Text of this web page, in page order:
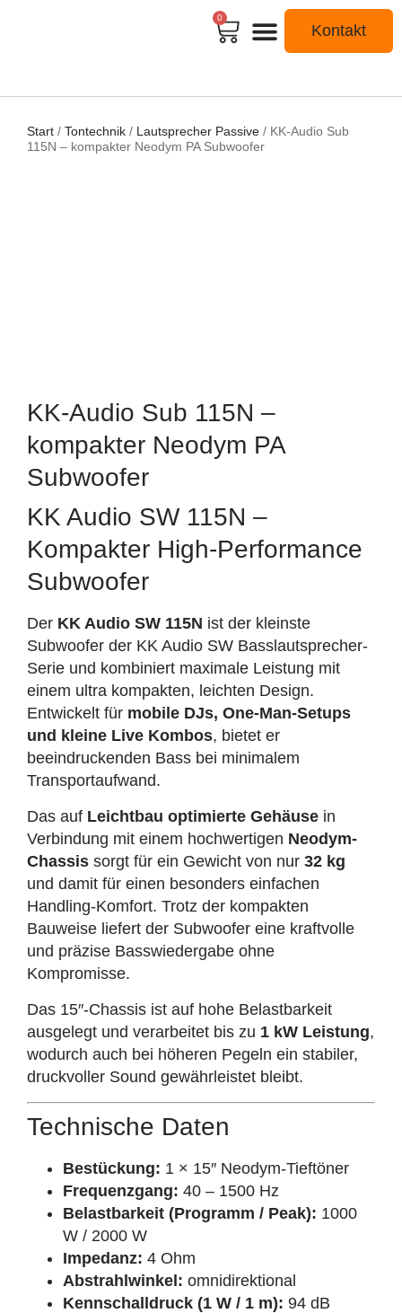
0
Kontakt
Start / Tontechnik / Lautsprecher Passive / KK-Audio Sub
115N – kompakter Neodym PA Subwoofer
KK-Audio Sub 115N –
kompakter Neodym PA
Subwoofer
KK Audio SW 115N –
Kompakter High-Performance
Subwoofer
Der KK Audio SW 115N ist der kleinste
Subwoofer der KK Audio SW Basslautsprecher-
Serie und kombiniert maximale Leistung mit
einem ultra kompakten, leichten Design.
Entwickelt für mobile DJs, One-Man-Setups
und kleine Live Kombos, bietet er
beeindruckenden Bass bei minimalem
Transportaufwand.
Das auf Leichtbau optimierte Gehäuse in
Verbindung mit einem hochwertigen Neodym-
Chassis sorgt für ein Gewicht von nur 32 kg
und damit für einen besonders einfachen
Handling-Komfort. Trotz der kompakten
Bauweise liefert der Subwoofer eine kraftvolle
und präzise Basswiedergabe ohne
Kompromisse.
Das 15″-Chassis ist auf hohe Belastbarkeit
ausgelegt und verarbeitet bis zu 1 kW Leistung,
wodurch auch bei höheren Pegeln ein stabiler,
druckvoller Sound gewährleistet bleibt.
Technische Daten
Bestückung: 1 × 15″ Neodym-Tieftöner
Frequenzgang: 40 – 1500 Hz
Belastbarkeit (Programm / Peak): 1000
W / 2000 W
Impedanz: 4 Ohm
Abstrahlwinkel: omnidirektional
Kennschalldruck (1 W / 1 m): 94 dB